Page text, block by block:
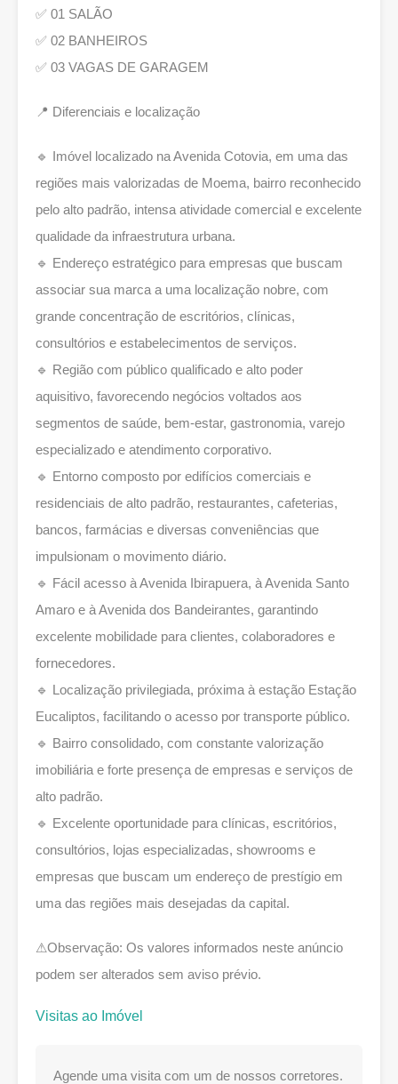
✅ 01 SALÃO
✅ 02 BANHEIROS
✅ 03 VAGAS DE GARAGEM
📍 Diferenciais e localização
🔹 Imóvel localizado na Avenida Cotovia, em uma das
regiões mais valorizadas de Moema, bairro reconhecido
pelo alto padrão, intensa atividade comercial e excelente
qualidade da infraestrutura urbana.
🔹 Endereço estratégico para empresas que buscam
associar sua marca a uma localização nobre, com
grande concentração de escritórios, clínicas,
consultórios e estabelecimentos de serviços.
🔹 Região com público qualificado e alto poder
aquisitivo, favorecendo negócios voltados aos
segmentos de saúde, bem-estar, gastronomia, varejo
especializado e atendimento corporativo.
🔹 Entorno composto por edifícios comerciais e
residenciais de alto padrão, restaurantes, cafeterias,
bancos, farmácias e diversas conveniências que
impulsionam o movimento diário.
🔹 Fácil acesso à Avenida Ibirapuera, à Avenida Santo
Amaro e à Avenida dos Bandeirantes, garantindo
excelente mobilidade para clientes, colaboradores e
fornecedores.
🔹 Localização privilegiada, próxima à estação Estação
Eucaliptos, facilitando o acesso por transporte público.
🔹 Bairro consolidado, com constante valorização
imobiliária e forte presença de empresas e serviços de
alto padrão.
🔹 Excelente oportunidade para clínicas, escritórios,
consultórios, lojas especializadas, showrooms e
empresas que buscam um endereço de prestígio em
uma das regiões mais desejadas da capital.
⚠Observação: Os valores informados neste anúncio
podem ser alterados sem aviso prévio.
Visitas ao Imóvel
Agende uma visita com um de nossos corretores.